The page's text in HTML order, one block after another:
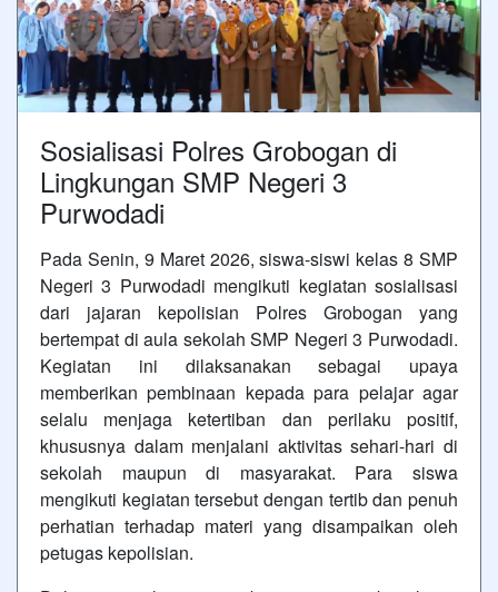
Sosialisasi Polres Grobogan di
Lingkungan SMP Negeri 3
Purwodadi
Pada Senin, 9 Maret 2026, siswa-siswi kelas 8 SMP
Negeri 3 Purwodadi mengikuti kegiatan sosialisasi
dari jajaran kepolisian Polres Grobogan yang
bertempat di aula sekolah SMP Negeri 3 Purwodadi.
Kegiatan ini dilaksanakan sebagai upaya
memberikan pembinaan kepada para pelajar agar
selalu menjaga ketertiban dan perilaku positif,
khususnya dalam menjalani aktivitas sehari-hari di
sekolah maupun di masyarakat. Para siswa
mengikuti kegiatan tersebut dengan tertib dan penuh
perhatian terhadap materi yang disampaikan oleh
petugas kepolisian.